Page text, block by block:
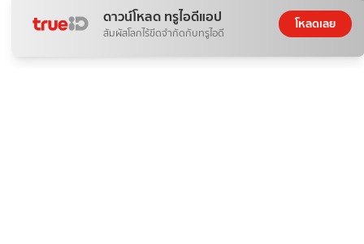
ดาวน์โหลด ทรูไอดีแอป
สัมผัสโลกไร้ขีดจำกัดกับทรูไอดี
โหลดเลย